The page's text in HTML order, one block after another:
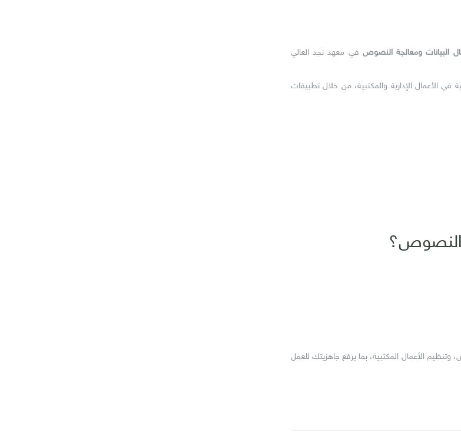
البيانات ومعالجة النصوص في معهد نجد العالي
في الأعمال الإدارية والمكتبية، من خلال تطبيقات
النصوص؟
الأعمال المكتبية، بما يرفع جاهزيتك للعمل